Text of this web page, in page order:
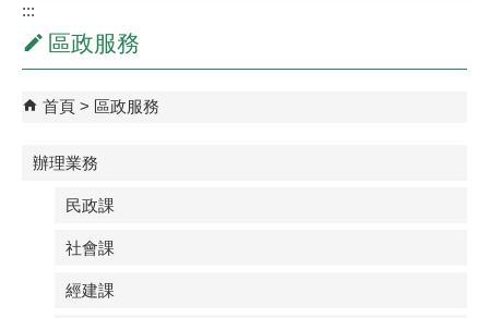
:::
區政服務
首頁 區政服務
辦理業務
民政課
社會課
經建課